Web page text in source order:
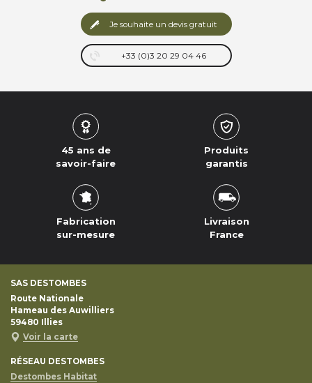
Je souhaite un devis gratuit
+33 (0)3 20 29 04 46
45 ans de
savoir-faire
Produits
garantis
Fabrication
sur-mesure
Livraison
France
SAS DESTOMBES
Route Nationale
Hameau des Auwilliers
59480
Illies
Voir la carte
RÉSEAU DESTOMBES
Destombes Habitat